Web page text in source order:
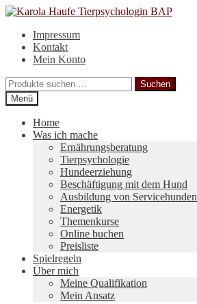
Zur
springen
Zum
springenImpressum
Kontakt
Mein Konto
Suchen
nach:
Suchen
Menü
Home
Was ich mache
Ernährungsberatung
Tierpsychologie
Hundeerziehung
Beschäftigung mit dem Hund
Ausbildung von Servicehunden
Energetik
Themenkurse
Online buchen
Preisliste
Spielregeln
Über mich
Meine Qualifikation
Mein Ansatz